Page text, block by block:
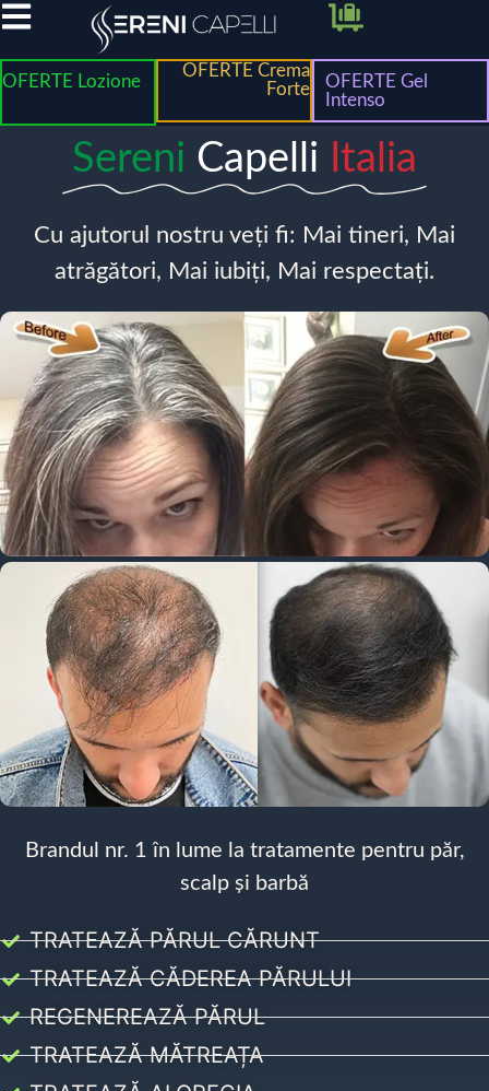
OFERTE Lozione
OFERTE Crema
Forte
OFERTE Gel
Intenso
Sereni Capelli Italia
Cu ajutorul nostru veți fi: Mai tineri, Mai
atrăgători, Mai iubiți, Mai respectați.
Brandul nr. 1 în lume la tratamente pentru păr,
scalp și barbă
TRATEAZĂ PĂRUL CĂRUNT
TRATEAZĂ CĂDEREA PĂRULUI
REGENEREAZĂ PĂRUL
TRATEAZĂ MĂTREAȚA